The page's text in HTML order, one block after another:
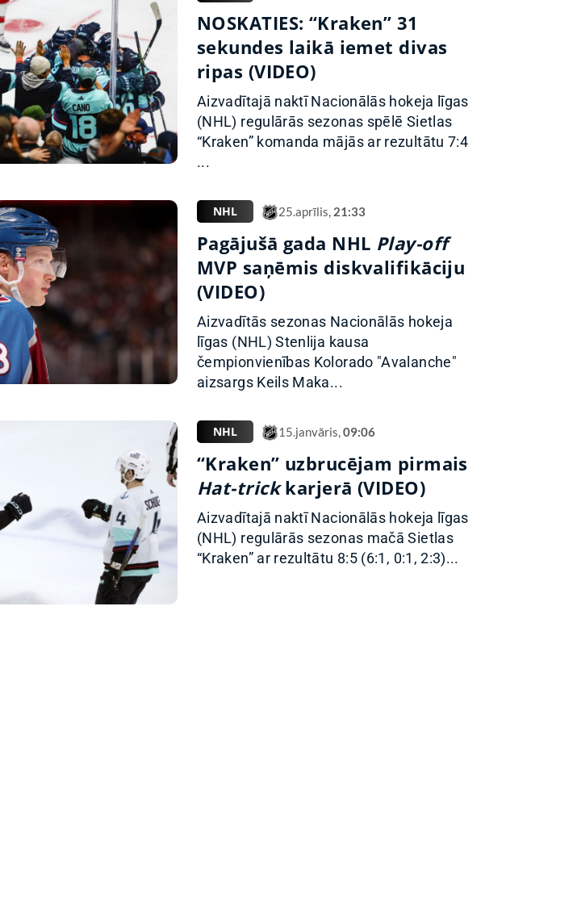
NOSKATIES: “Kraken” 31
sekundes laikā iemet divas
ripas (VIDEO)
Aizvadītajā naktī Nacionālās hokeja līgas
(NHL) regulārās sezonas spēlē Sietlas
“Kraken” komanda mājās ar rezultātu 7:4
...
NHL 25.aprīlis, 21:33
Pagājušā gada NHL Play-off
MVP saņēmis diskvalifikāciju
(VIDEO)
Aizvadītās sezonas Nacionālās hokeja
līgas (NHL) Stenlija kausa
čempionvienības Kolorado "Avalanche"
aizsargs Keils Maka...
NHL 15.janvāris,09:06
“Kraken” uzbrucējam pirmais
Hat-trickkarjerā (VIDEO)
Aizvadītajā naktī Nacionālās hokeja līgas
(NHL) regulārās sezonas mačā Sietlas
“Kraken” ar rezultātu 8:5 (6:1, 0:1, 2:3)...